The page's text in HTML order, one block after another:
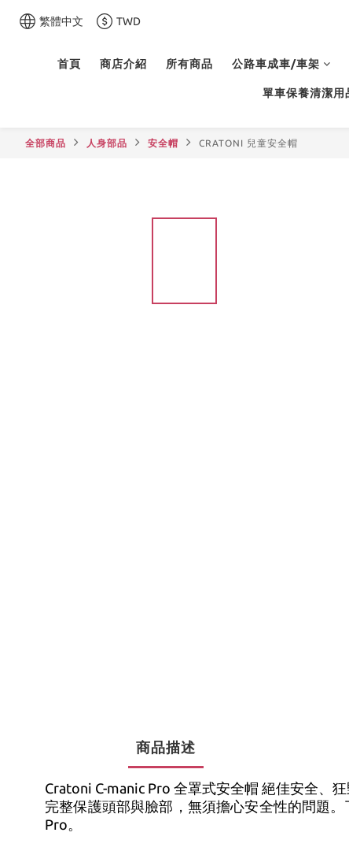
繁體中文 TWD
首頁 商店介紹 所有商品 公路車成車/車架
單車保養清潔用
全部商品 人身部品 安全帽 CRATONI 兒童安全帽
商品描述
Cratoni C-manic Pro 全罩式安全帽 絕佳安全、
完整保護頭部與臉部，無須擔心安全性的問題
Pro。